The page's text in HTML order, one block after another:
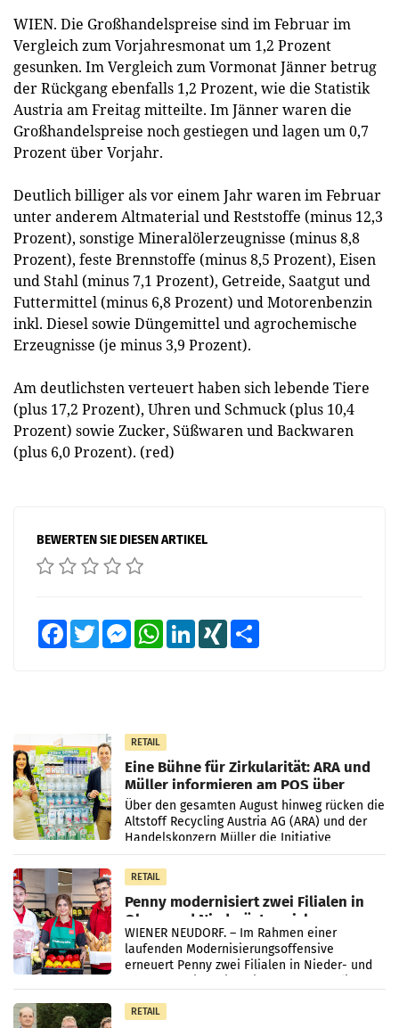
WIEN. Die Großhandelspreise sind im Februar im
Vergleich zum Vorjahresmonat um 1,2 Prozent
gesunken. Im Vergleich zum Vormonat Jänner betrug
der Rückgang ebenfalls 1,2 Prozent, wie die Statistik
Austria am Freitag mitteilte. Im Jänner waren die
Großhandelspreise noch gestiegen und lagen um 0,7
Prozent über Vorjahr.
Deutlich billiger als vor einem Jahr waren im Februar
unter anderem Altmaterial und Reststoffe (minus 12,3
Prozent), sonstige Mineralölerzeugnisse (minus 8,8
Prozent), feste Brennstoffe (minus 8,5 Prozent), Eisen
und Stahl (minus 7,1 Prozent), Getreide, Saatgut und
Futtermittel (minus 6,8 Prozent) und Motorenbenzin
inkl. Diesel sowie Düngemittel und agrochemische
Erzeugnisse (je minus 3,9 Prozent).
Am deutlichsten verteuert haben sich lebende Tiere
(plus 17,2 Prozent), Uhren und Schmuck (plus 10,4
Prozent) sowie Zucker, Süßwaren und Backwaren
(plus 6,0 Prozent). (red)
BEWERTEN SIE DIESEN ARTIKEL
FacebookTwitter MessengerWhatsAppLinkedInXING
RETAIL
Eine Bühne für Zirkularität: ARA und
Müller informieren am POS über
Kreislauffähigkeit
Über den gesamten August hinweg rücken die
Altstoff Recycling Austria AG (ARA) und der
Handelskonzern Müller die Initiative
„Kreislauf-Helden“ in allen österreichischen
Müller-Filialen
RETAIL
Penny modernisiert zwei Filialen in
Ober- und Niederösterreich
WIENER NEUDORF. – Im Rahmen einer
laufenden Modernisierungsoffensive
erneuert Penny zwei Filialen in Nieder- und
RETAIL